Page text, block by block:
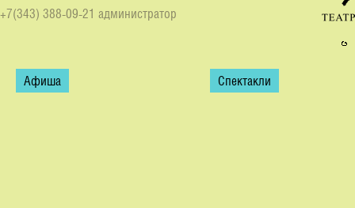
+7(343) 388-09-21 администратор
Афиша Спектакли